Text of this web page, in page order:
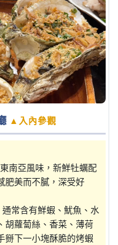
▲入內參觀
南亞風味，新鮮牡蠣配
肥美而不膩，深受好
通常含有鮮蝦、魷魚、水
胡蘿蔔絲、香菜、薄荷
掰下一小塊酥脆的烤蝦